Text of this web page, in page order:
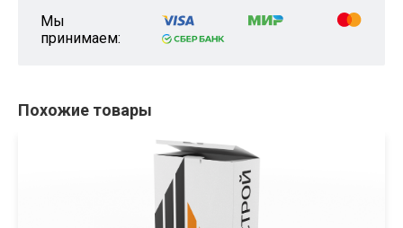
Мы
принимаем:
Похожие товары